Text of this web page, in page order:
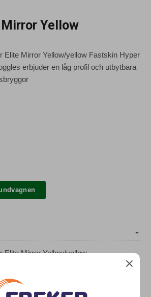
Yellow
Elite Mirror Yellow/yellow Fastskin Hyper
erbjuder en låg profil och utbytbara
Elite Mirror Yellow/yellow
Swim Goggles erbjuder en låg
näsbryggor